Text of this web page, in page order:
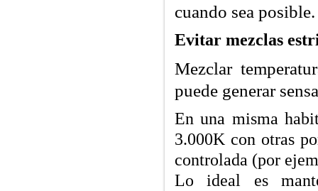
cuando sea posible.
Evitar mezclas
Mezclar
puede generar
En una misma
3.000K con otras
controlada (por
Lo ideal es